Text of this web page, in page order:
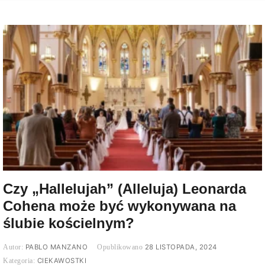
Czy „Hallelujah” (Alleluja) Leonarda
Cohena może być wykonywana na
ślubie kościelnym?
PABLO MANZANO
28 LISTOPADA, 2024
CIEKAWOSTKI